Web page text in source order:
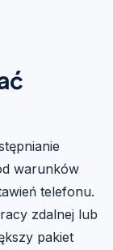
warunków
telefonu.
zdalnej lub
pakiet